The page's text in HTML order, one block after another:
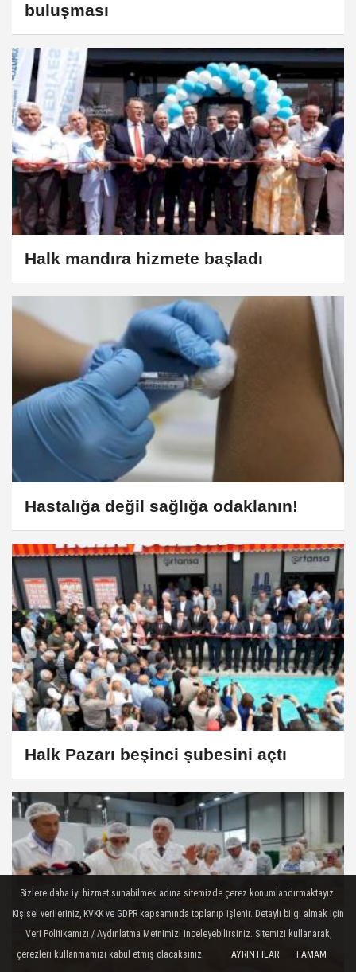
buluşması
Halk mandıra hizmete başladı
Hastalığa değil sağlığa odaklanın!
Halk Pazarı beşinci şubesini açtı
Sizlere daha iyi hizmet sunabilmek adına sitemizde çerez konumlandırmaktayız.
Kişisel verileriniz, KVKK ve GDPR kapsamında toplanıp işlenir. Detaylı bilgi almak için
Veri Politikamızı / Aydınlatma Metnimizi inceleyebilirsiniz. Sitemizi kullanarak,
çerezleri kullanmamızı kabul etmiş olacaksınız.
AYRINTILAR TAMAM